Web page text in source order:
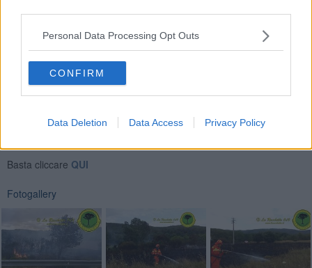
Personal Data Processing Opt Outs
CONFIRM
Data Deletion Data Access Privacy Policy
Se vuoi leggere le notizie principali della Toscana iscriviti alla
Newsletter QUInews - ToscanaMedia.Arriva gratis tutti i giorni
Basta cliccare QUI
Fotogallery